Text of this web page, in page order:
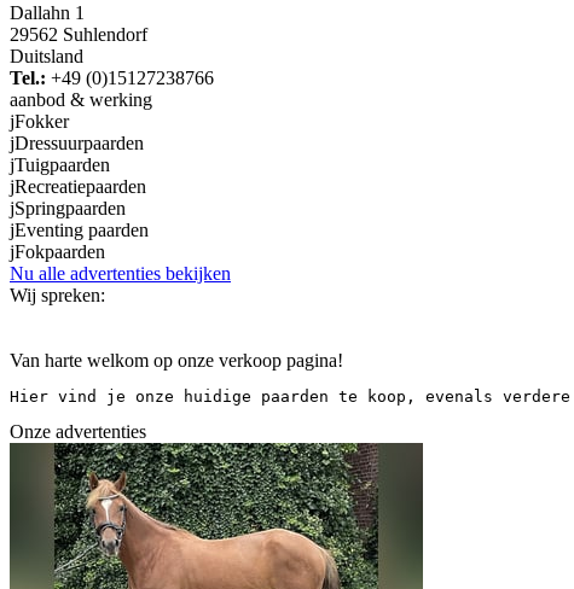
Dallahn 1
29562 Suhlendorf
Duitsland
Tel.: +49 (0)15127238766
aanbod & werking
jFokker
jDressuurpaarden
jTuigpaarden
jRecreatiepaarden
jSpringpaarden
jEventing paarden
jFokpaarden
Nu alle advertenties bekijken
Wij spreken:
Van harte welkom op onze verkoop pagina!
Hier vind je onze huidige paarden te koop, evenals
Onze advertenties